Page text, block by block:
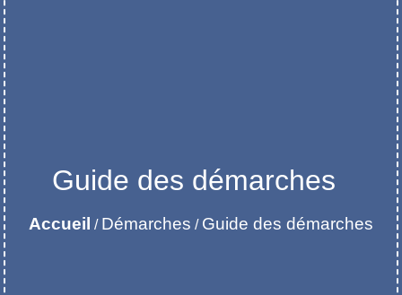
Guide des démarches
Accueil / Démarches / Guide des démarches